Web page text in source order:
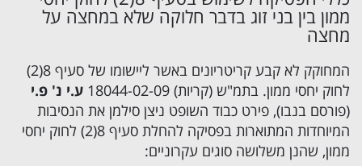
ממון בין בני זוג בדבר חלוקה שלא במחצה על
מחצה
המחוקק לא קבע קריטריונים באשר ליישומו של סעיף 8(2)
לחוק יחסי ממון. בתמ"ש (קריות) 18044-02-09
ע.י נ' פ.י
(פורסם בנבו), פירט כבוד השופט ניצן סילמן את הנסיבות
המיוחדות המתוארות בפסיקה להחלת סעיף 8(2) לחוק יחסי
ממון, שהנן משלושה סוגים עקרוניים: